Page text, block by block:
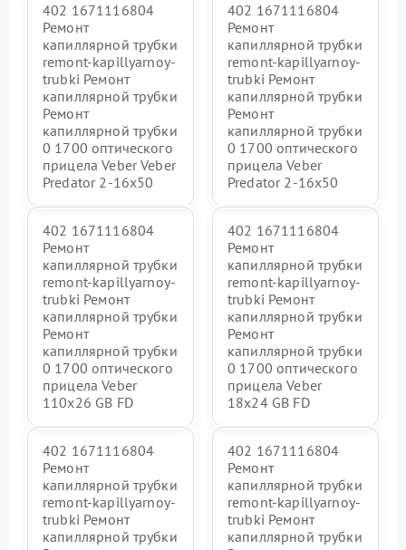
402 1671116804
Ремонт
капиллярной трубки
remont-kapillyarnoy-
trubki Ремонт
капиллярной трубки
Ремонт
капиллярной трубки
0 1700 оптического
прицела Veber Veber
Predator 2-16x50
402 1671116804
Ремонт
капиллярной трубки
remont-kapillyarnoy-
trubki Ремонт
капиллярной трубки
Ремонт
капиллярной трубки
0 1700 оптического
прицела Veber
Predator 2-16x50
402 1671116804
Ремонт
капиллярной трубки
remont-kapillyarnoy-
trubki Ремонт
капиллярной трубки
Ремонт
капиллярной трубки
0 1700 оптического
прицела Veber
110х26 GB FD
402 1671116804
Ремонт
капиллярной трубки
remont-kapillyarnoy-
trubki Ремонт
капиллярной трубки
Ремонт
капиллярной трубки
0 1700 оптического
прицела Veber
18x24 GB FD
402 1671116804
Ремонт
капиллярной трубки
remont-kapillyarnoy-
trubki Ремонт
капиллярной трубки
402 1671116804
Ремонт
капиллярной трубки
remont-kapillyarnoy-
trubki Ремонт
капиллярной трубки